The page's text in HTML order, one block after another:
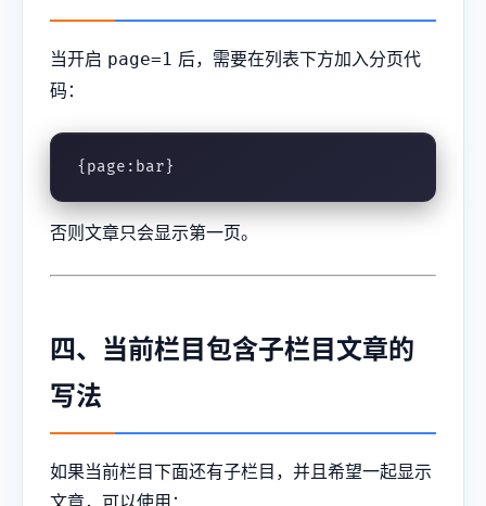
当开启 page=1 后，需要在列表下方加入分页代
码：
{page:bar}
否则文章只会显示第一页。
四、当前栏目包含子栏目文章的
写法
如果当前栏目下面还有子栏目，并且希望一起显示
文章，可以使用：